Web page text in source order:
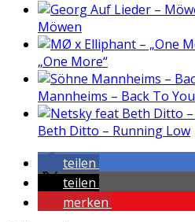
Möwen
„One More“
Mannheims – Back To You
Beth Ditto – Running Low
teilen
teilen
merken